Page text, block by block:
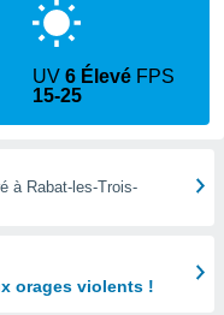
UV6 Élevé FPS
15-25
à Rabat-les-Trois-
orages violents !